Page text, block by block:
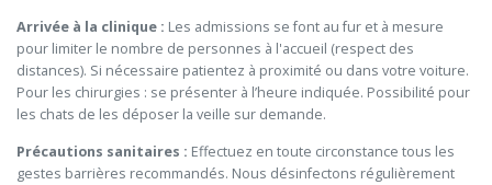
Arrivée à la clinique : Les admissions se font au fur et à mesure
pour limiter le nombre de personnes à l'accueil (respect des
distances). Si nécessaire patientez à proximité ou dans votre voiture.
Pour les chirurgies : se présenter à l’heure indiquée. Possibilité pour
les chats de les déposer la veille sur demande.
Précautions sanitaires : Effectuez en toute circonstance tous les
gestes barrières recommandés. Nous désinfectons régulièrement